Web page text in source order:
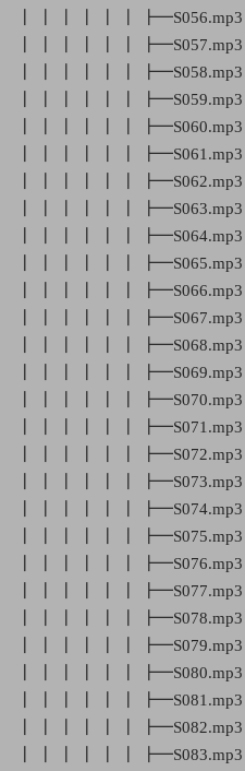
┃ ┃ ┃ ┃ ┃ ┃ ┣━S056.mp3
┃ ┃ ┃ ┃ ┃ ┃ ┣━S057.mp3
┃ ┃ ┃ ┃ ┃ ┃ ┣━S058.mp3
┃ ┃ ┃ ┃ ┃ ┃ ┣━S059.mp3
┃ ┃ ┃ ┃ ┃ ┃ ┣━S060.mp3
┃ ┃ ┃ ┃ ┃ ┃ ┣━S061.mp3
┃ ┃ ┃ ┃ ┃ ┃ ┣━S062.mp3
┃ ┃ ┃ ┃ ┃ ┃ ┣━S063.mp3
┃ ┃ ┃ ┃ ┃ ┃ ┣━S064.mp3
┃ ┃ ┃ ┃ ┃ ┃ ┣━S065.mp3
┃ ┃ ┃ ┃ ┃ ┃ ┣━S066.mp3
┃ ┃ ┃ ┃ ┃ ┃ ┣━S067.mp3
┃ ┃ ┃ ┃ ┃ ┃ ┣━S068.mp3
┃ ┃ ┃ ┃ ┃ ┃ ┣━S069.mp3
┃ ┃ ┃ ┃ ┃ ┃ ┣━S070.mp3
┃ ┃ ┃ ┃ ┃ ┃ ┣━S071.mp3
┃ ┃ ┃ ┃ ┃ ┃ ┣━S072.mp3
┃ ┃ ┃ ┃ ┃ ┃ ┣━S073.mp3
┃ ┃ ┃ ┃ ┃ ┃ ┣━S074.mp3
┃ ┃ ┃ ┃ ┃ ┃ ┣━S075.mp3
┃ ┃ ┃ ┃ ┃ ┃ ┣━S076.mp3
┃ ┃ ┃ ┃ ┃ ┃ ┣━S077.mp3
┃ ┃ ┃ ┃ ┃ ┃ ┣━S078.mp3
┃ ┃ ┃ ┃ ┃ ┃ ┣━S079.mp3
┃ ┃ ┃ ┃ ┃ ┃ ┣━S080.mp3
┃ ┃ ┃ ┃ ┃ ┃ ┣━S081.mp3
┃ ┃ ┃ ┃ ┃ ┃ ┣━S082.mp3
┃ ┃ ┃ ┃ ┃ ┃ ┣━S083.mp3